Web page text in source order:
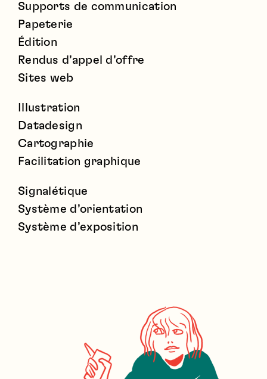
Supports de communication
Papeterie
Édition
Rendus d’appel d’offre
Sites web
Illustration
Datadesign
Cartographie
Facilitation graphique
Signalétique
Système d’orientation
Système d’exposition